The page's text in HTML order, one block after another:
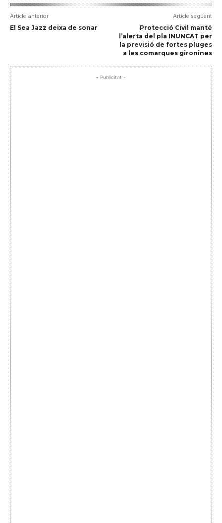
Article anterior
El Sea Jazz deixa de sonar
Article següent
Protecció Civil manté
l’alerta del pla INUNCAT per
la previsió de fortes pluges
a les comarques gironines
- Publicitat -